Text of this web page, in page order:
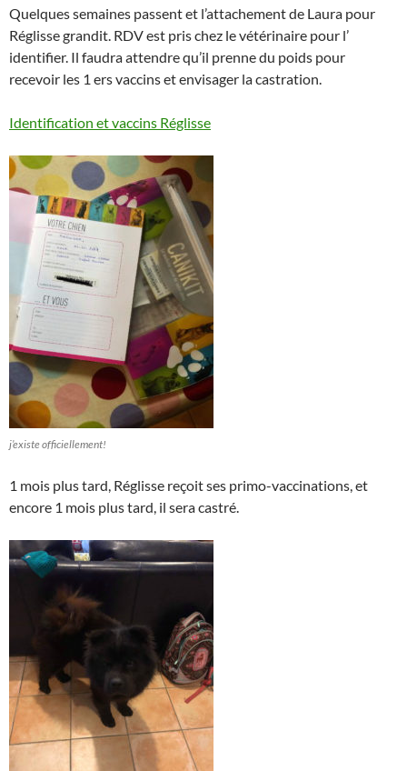
Quelques semaines passent et l’attachement de Laura pour
Réglisse grandit. RDV est pris chez le vétérinaire pour l’
identifier. Il faudra attendre qu’il prenne du poids pour
recevoir les 1 ers vaccins et envisager la castration.
Identification et vaccins Réglisse
j’existe officiellement!
1 mois plus tard, Réglisse reçoit ses primo-vaccinations, et
encore 1 mois plus tard, il sera castré.